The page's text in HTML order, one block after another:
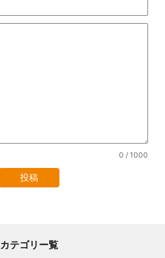
0 / 1000
カテゴリー覧